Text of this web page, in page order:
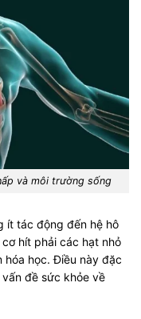
và môi trường sống
ít tác động đến hệ hô
hít phải các hạt nhỏ
hóa học. Điều này đặc
đề sức khỏe về